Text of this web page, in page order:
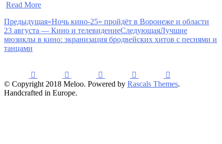
Read More
Предыдущая«Ночь кино-25» пройдёт в Воронеже и области
23 августа — Кино и телевидениеСледующаяЛучшие
мюзиклы в кино: экранизация бродвейских хитов с песнями и
танцами
© Copyright 2018 Meloo. Powered by Rascals Themes.
Handcrafted in Europe.